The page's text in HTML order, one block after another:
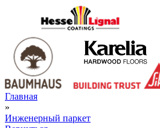
Главная
»
Инженерный паркет